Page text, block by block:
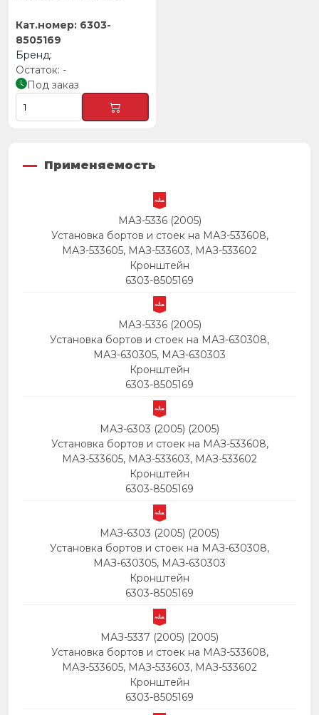
6303-
8505169
-
Под заказ
Применяемость
МАЗ-5336 (2005)
Установка бортов и стоек на МАЗ-533608,
МАЗ-533605, МАЗ-533603, МАЗ-533602
Кронштейн
6303-8505169
МАЗ-5336 (2005)
Установка бортов и стоек на МАЗ-630308,
МАЗ-630305, МАЗ-630303
Кронштейн
6303-8505169
МАЗ-6303 (2005) (2005)
Установка бортов и стоек на МАЗ-533608,
МАЗ-533605, МАЗ-533603, МАЗ-533602
Кронштейн
6303-8505169
МАЗ-6303 (2005) (2005)
Установка бортов и стоек на МАЗ-630308,
МАЗ-630305, МАЗ-630303
Кронштейн
6303-8505169
МАЗ-5337 (2005) (2005)
Установка бортов и стоек на МАЗ-533608,
МАЗ-533605, МАЗ-533603, МАЗ-533602
Кронштейн
6303-8505169